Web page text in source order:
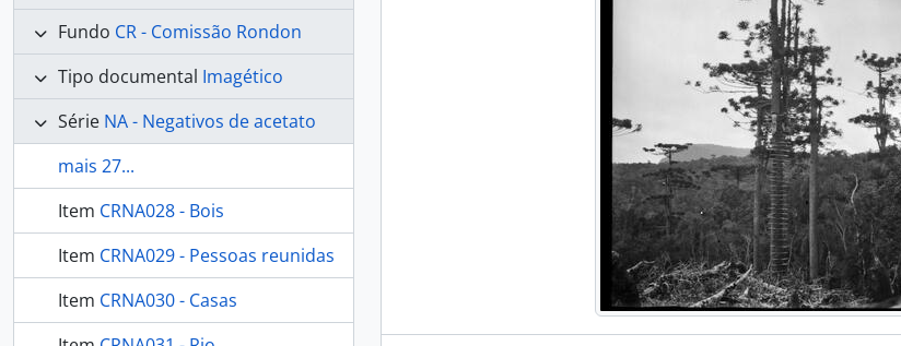
Fundo CR - Comissão Rondon
Tipo documental Imagético
Série NA - Negativos de acetato
mais 27...
Item CRNA028 - Bois
Item CRNA029 - Pessoas reunidas
Item CRNA030 - Casas